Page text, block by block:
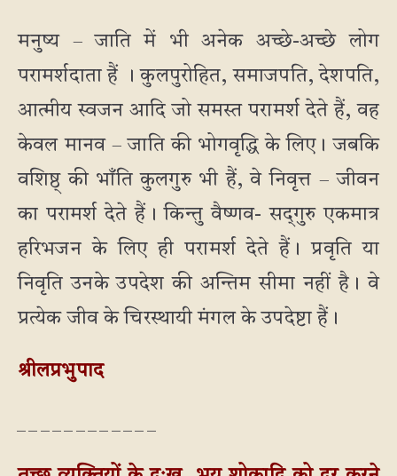
मनुष्य – जाति में भी अनेक अच्छे-अच्छे लोग
परामर्शदाता हैं । कुलपुरोहित, समाजपति, देशपति,
आत्मीय स्वजन आदि जो समस्त परामर्श देते हैं, वह
केवल मानव – जाति की भोगवृद्धि के लिए। जबकि
वशिष्ठ् की भाँति कुलगुरु भी हैं, वे निवृत्त – जीवन
का परामर्श देते हैं। किन्तु वैष्णव- सद्‌गुरु एकमात्र
हरिभजन के लिए ही परामर्श देते हैं। प्रवृति या
निवृति उनके उपदेश की अन्तिम सीमा नहीं है। वे
प्रत्येक जीव के चिरस्थायी मंगल के उपदेष्टा हैं।
श्रीलप्रभुपाद